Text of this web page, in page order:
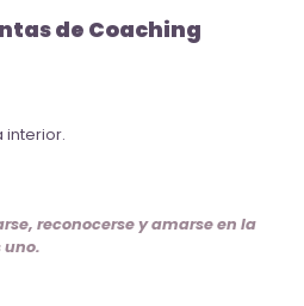
de Coaching
interior.
reconocerse y amarse en la
uno.